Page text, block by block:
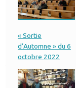
« Sortie
d’Automne » du 6
octobre 2022